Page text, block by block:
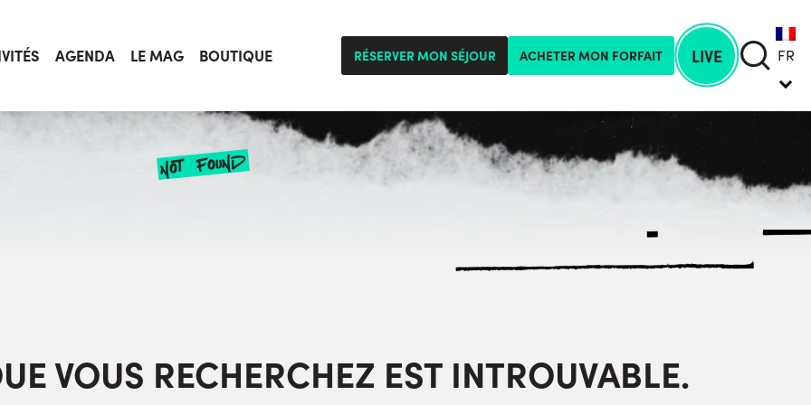
AGENDA LE MAG BOUTIQUE RÉSERVER MON SÉJOUR ACHETER MON FORFAIT LIVE FR
not found
VOUS RECHERCHEZ EST INTROUVABLE.